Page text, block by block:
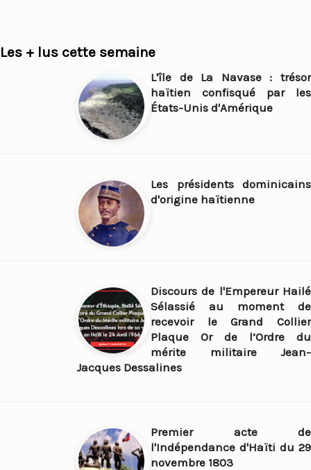
Les + lus cette semaine
L'île de La Navase : trésor
haïtien confisqué par les
États-Unis d'Amérique
Les présidents dominicains
d'origine haïtienne
Discours de l'Empereur Hailé
Sélassié au moment de
recevoir le Grand Collier
Plaque Or de l’Ordre du
mérite militaire Jean-
Jacques Dessalines
Premier acte de
l'Indépendance d'Haïti du 29
novembre 1803